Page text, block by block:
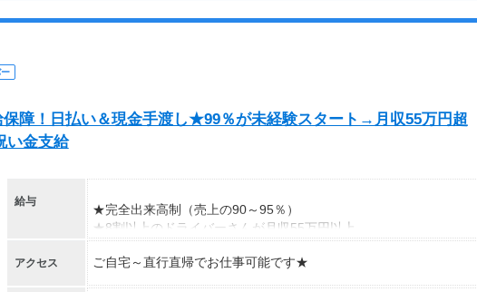
保障！日払い＆現金手渡し★99％が未経験スタート→月収55万円超
い金支給
給与
★完全出来高制（売上の90～95％）
★8割以上のドライバーさんが月収55万円以上
★選べる入社祝い金アリ
⇒「初回稼働1か月後に3万円」or「1年後に10万円」or「2年後に2
アクセス ご自宅～直行直帰でお仕事可能です★